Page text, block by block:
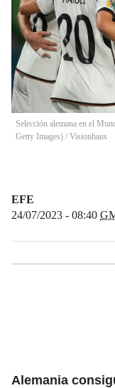
Selección alemana en el
Getty Images) / Visionhaus
EFE
24/07/2023 - 08:40
Alemania